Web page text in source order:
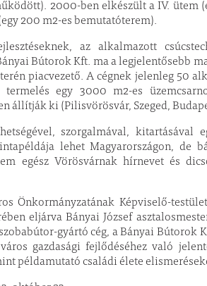
2000-ben elkészült a IV. ütem
200 m2-es bemutatóterem).
az alkalmazott
Bútorok Kft. ma a legjelentősebb
piacvezető. A cégnek jelenleg 50
egy 3000 m2-es
állítják ki (Pilisvörösvár, Szeged,
szorgalmával,
lehet Magyarországon, de
egész Vörösvárnak hírnevet és
Önkormányzatának Képviselő-
eljárva Bányai József
gyártó cég, a Bányai Bútorok
gazdasági fejlődéséhez való
példamutató családi élete